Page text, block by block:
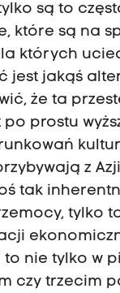
są to
które są na
których
jest jakąś
że ta
prostu
z
tak
tylko
nie tylko w
czy trzecim